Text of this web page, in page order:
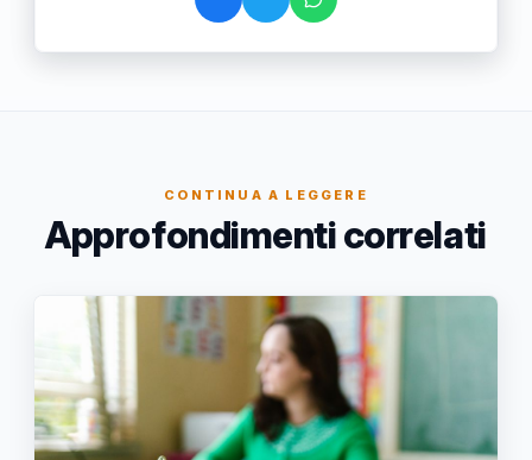
CONTINUA A LEGGERE
Approfondimenti correlati